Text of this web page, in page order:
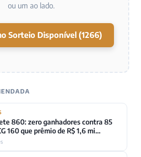
ou um ao lado.
Sorteio Disponível (1266)
860: zero ganhadores contra 85
160 que prêmio de R$ 1,6 mi